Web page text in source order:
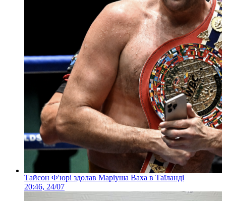
Тайсон Ф'юрі здолав Маріуша Ваха в Таїланді
20:46, 24/07